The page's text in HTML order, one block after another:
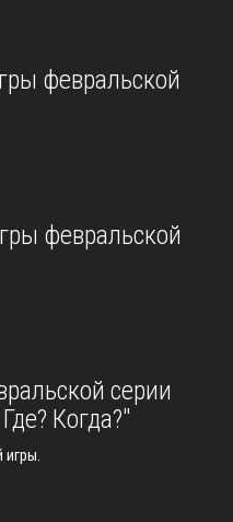
февральской
февральской
серии
Когда?"